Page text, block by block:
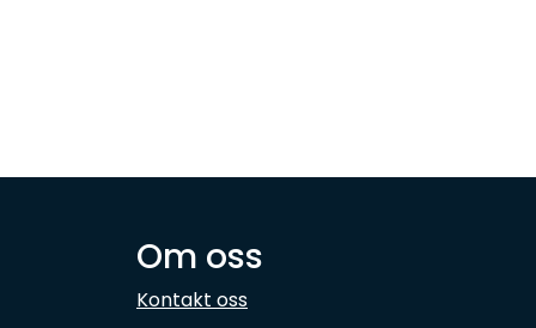
Om oss
Kontakt oss